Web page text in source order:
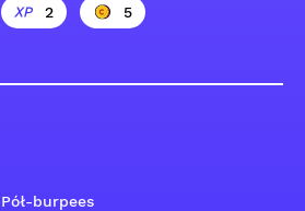
2 5
Pół-burpees